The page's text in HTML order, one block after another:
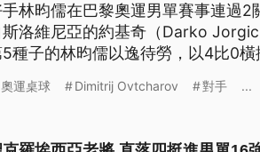
林昀儒在巴黎奧運男單賽事連過2
洛維尼亞的約基奇（Darko
種子的林昀儒以逸待勞，以4比0
奧運桌球 Dimitrij Ovtcharov 對手 ...